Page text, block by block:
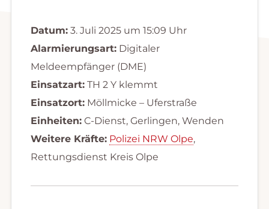
Datum:3. Juli 2025 um 15:09 Uhr
Alarmierungsart:Digitaler
Meldeempfänger (DME)
Einsatzart:TH 2 Y klemmt
Einsatzort:Möllmicke – Uferstraße
Einheiten:C-Dienst, Gerlingen, Wenden
Weitere Kräfte: Polizei NRW Olpe,
Rettungsdienst Kreis Olpe